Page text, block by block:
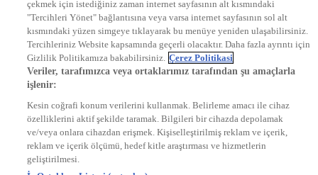
VOYAGE
DYG Dijital
ntv.com.tr
ntvspor.net
secim.ntv.com.tr
startv.com.tr
kralmuzik.com.tr
çekmek için istediğiniz zaman internet sayfasının alt kısmındaki
"Tercihleri Yönet" bağlantısına veya varsa internet sayfasının sol alt
kısmındaki yüzen simgeye tıklayarak bu menüye yeniden ulaşabilirsiniz.
Tercihleriniz Website kapsamında geçerli olacaktır. Daha fazla ayrıntı için
Gizlilik Politikamıza bakabilirsiniz. Çerez Politikasi
Veriler, tarafımızca veya ortaklarımız tarafından şu amaçlarla
işlenir:
Kesin coğrafi konum verilerini kullanmak. Belirleme amacı ile cihaz
özelliklerini aktif şekilde taramak. Bilgileri bir cihazda depolamak
ve/veya onlara cihazdan erişmek. Kişiselleştirilmiş reklam ve içerik,
reklam ve içerik ölçümü, hedef kitle araştırması ve hizmetlerin
geliştirilmesi.